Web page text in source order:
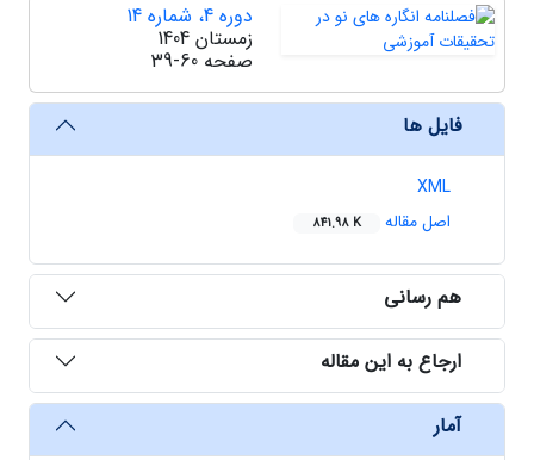
دوره 4، شماره 14
زمستان 1404
صفحه 39-60
فایل ها
XML
اصل مقاله
841.98 K
هم رسانی
ارجاع به این مقاله
آمار